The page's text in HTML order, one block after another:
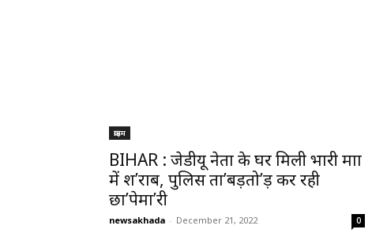
क्राइम
BIHAR : जेडीयू नेता के घर मिली भारी मात्रा
में श’राब, पुलिस ता’बड़तो’ड़ कर रही
छा’पेमा’री
newsakhada - December 21, 2022 0